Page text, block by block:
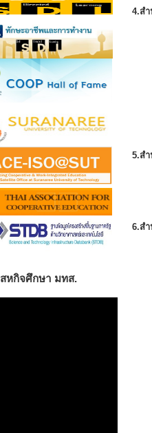
สหกิจศึกษา มทส.
4.ส
5.ส
6.ส